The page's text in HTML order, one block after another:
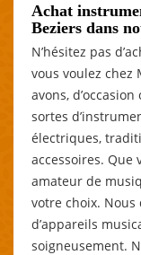
Achat
Beziers dans
N’hésitez pas
vous voulez chez
avons,
sortes
électriques,
accessoires. Que
amateur de
votre choix.
d’appareils
soigneusement.